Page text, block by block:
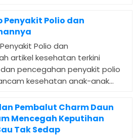
Penyakit Polio dan
Polio dan
artikel kesehatan terkini
pencegahan penyakit polio
kesehatan anak-anak...
Pembalut Charm Daun
Mencegah Keputihan
Tak Sedap